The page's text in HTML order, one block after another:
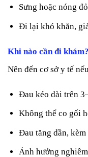
Sưng hoặc nóng
Đi lại khó khăn,
Khi nào cần đi khám?
Nên đến cơ sở y tế
Đau kéo dài trên
Không thể co gối
Đau tăng dần, kèm
Ảnh hưởng